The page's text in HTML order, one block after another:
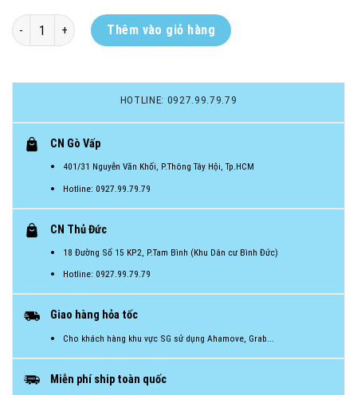
[DCE]Đĩa xoay eo tập bụng, dụng cụ tập eo giảm mỡ bụng kết hợp tập
Thêm vào giỏ hàng
HOTLINE: 0927.99.79.79
CN Gò Vấp
401/31 Nguyễn Văn Khối, P.Thông Tây Hội, Tp.HCM
Hotline: 0927.99.79.79
CN Thủ Đức
18 Đường Số 15 KP2, P.Tam Bình (Khu Dân cư Bình Đức)
Hotline: 0927.99.79.79
Giao hàng hỏa tốc
Cho khách hàng khu vực SG sử dụng Ahamove, Grab...
Miễn phí ship toàn quốc